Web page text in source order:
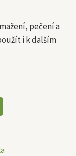
pečení a
i k dalším